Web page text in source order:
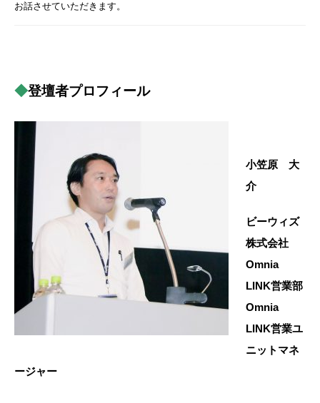
お話させていただきます。
◆登壇者プロフィール
小笠原 大
介
ビーウィズ
株式会社
Omnia
LINK営業部
Omnia
LINK営業ユ
ニットマネ
ージャー